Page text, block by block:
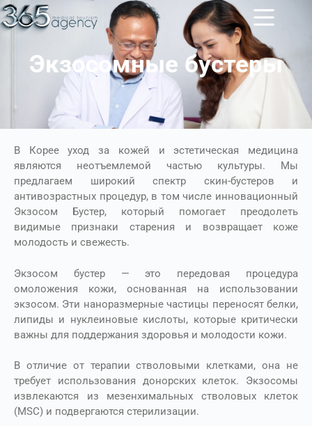
Экзосомные бустеры
В Корее уход за кожей и эстетическая медицина
являются неотъемлемой частью культуры. Мы
предлагаем широкий спектр скин-бустеров и
антивозрастных процедур, в том числе инновационный
Экзосом Бустер, который помогает преодолеть
видимые признаки старения и возвращает коже
молодость и свежесть.
Экзосом бустер — это передовая процедура
омоложения кожи, основанная на использовании
экзосом. Эти наноразмерные частицы переносят белки,
липиды и нуклеиновые кислоты, которые критически
важны для поддержания здоровья и молодости кожи.
В отличие от терапии стволовыми клетками, она не
требует использования донорских клеток. Экзосомы
извлекаются из мезенхимальных стволовых клеток
(MSC) и подвергаются стерилизации.